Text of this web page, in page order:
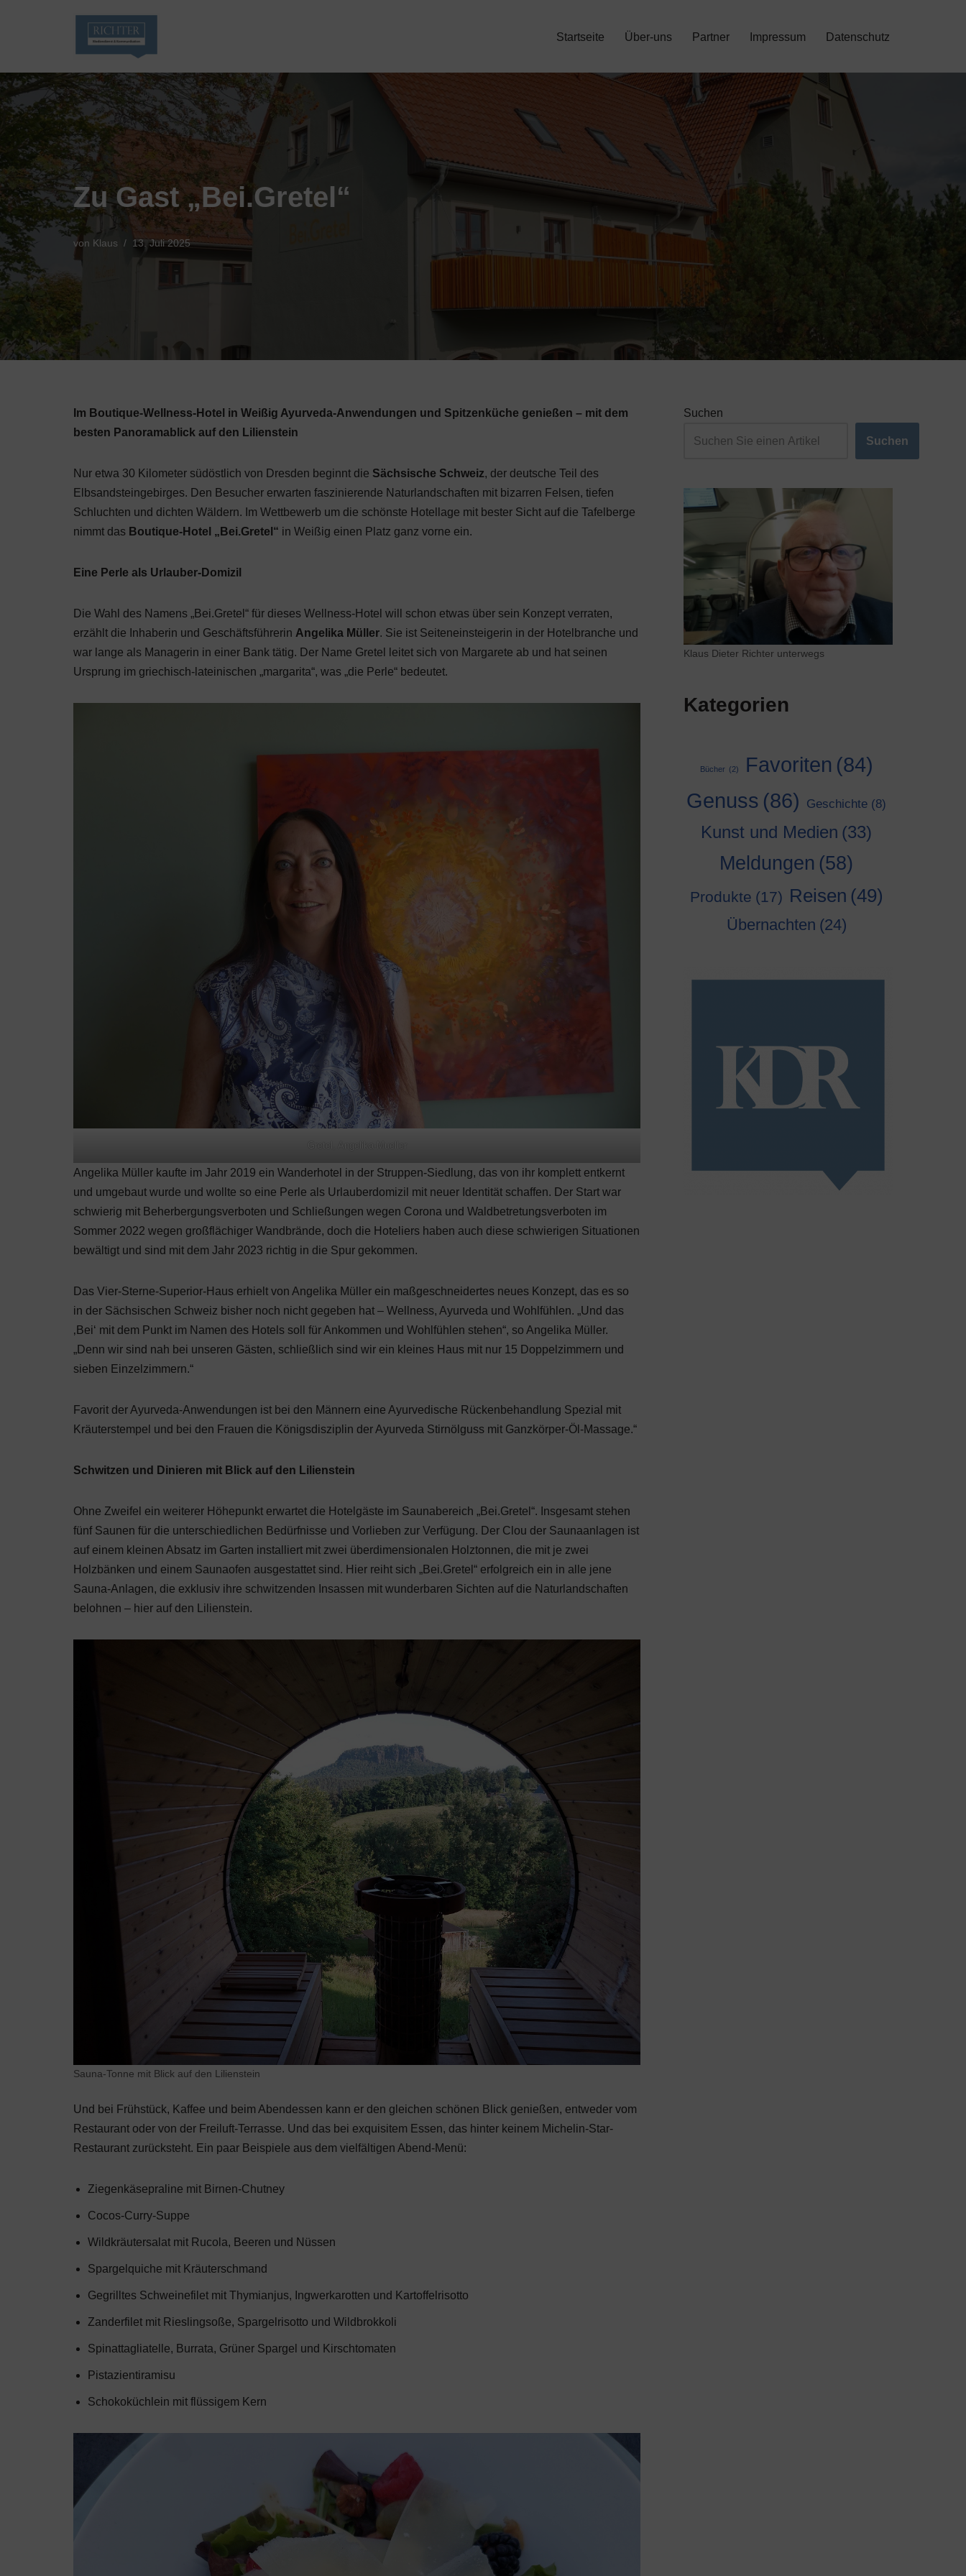
springen
Startseite Über-uns Partner Impressum Datenschutz
Zu Gast „Bei.Gretel“
von Klaus 13. Juli 2025
Im Boutique-Wellness-Hotel in Weißig Ayurveda-Anwendungen und Spitzenküche genießen – mit dem
besten Panoramablick auf den Lilienstein
Nur etwa 30 Kilometer südöstlich von Dresden beginnt die Sächsische Schweiz, der deutsche Teil des
Elbsandsteingebirges. Den Besucher erwarten faszinierende Naturlandschaften mit bizarren Felsen, tiefen
Schluchten und dichten Wäldern. Im Wettbewerb um die schönste Hotellage mit bester Sicht auf die Tafelberge
nimmt das Boutique-Hotel „Bei.Gretel“ in Weißig einen Platz ganz vorne ein.
Eine Perle als Urlauber-Domizil
Die Wahl des Namens „Bei.Gretel“ für dieses Wellness-Hotel will schon etwas über sein Konzept verraten,
erzählt die Inhaberin und Geschäftsführerin Angelika Müller. Sie ist Seiteneinsteigerin in der Hotelbranche und
war lange als Managerin in einer Bank tätig. Der Name Gretel leitet sich von Margarete ab und hat seinen
Ursprung im griechisch-lateinischen „margarita“, was „die Perle“ bedeutet.
Gretel, Angelika-Mueller
Angelika Müller kaufte im Jahr 2019 ein Wanderhotel in der Struppen-Siedlung, das von ihr komplett entkernt
und umgebaut wurde und wollte so eine Perle als Urlauberdomizil mit neuer Identität schaffen. Der Start war
schwierig mit Beherbergungsverboten und Schließungen wegen Corona und Waldbetretungsverboten im
Sommer 2022 wegen großflächiger Wandbrände, doch die Hoteliers haben auch diese schwierigen Situationen
bewältigt und sind mit dem Jahr 2023 richtig in die Spur gekommen.
Das Vier-Sterne-Superior-Haus erhielt von Angelika Müller ein maßgeschneidertes neues Konzept, das es so
in der Sächsischen Schweiz bisher noch nicht gegeben hat – Wellness, Ayurveda und Wohlfühlen. „Und das
‚Bei‘ mit dem Punkt im Namen des Hotels soll für Ankommen und Wohlfühlen stehen“, so Angelika Müller.
„Denn wir sind nah bei unseren Gästen, schließlich sind wir ein kleines Haus mit nur 15 Doppelzimmern und
sieben Einzelzimmern.“
Favorit der Ayurveda-Anwendungen ist bei den Männern eine Ayurvedische Rückenbehandlung Spezial mit
Kräuterstempel und bei den Frauen die Königsdisziplin der Ayurveda Stirnölguss mit Ganzkörper-Öl-Massage.“
Schwitzen und Dinieren mit Blick auf den Lilienstein
Ohne Zweifel ein weiterer Höhepunkt erwartet die Hotelgäste im Saunabereich „Bei.Gretel“. Insgesamt stehen
fünf Saunen für die unterschiedlichen Bedürfnisse und Vorlieben zur Verfügung. Der Clou der Saunaanlagen ist
auf einem kleinen Absatz im Garten installiert mit zwei überdimensionalen Holztonnen, die mit je zwei
Holzbänken und einem Saunaofen ausgestattet sind. Hier reiht sich „Bei.Gretel“ erfolgreich ein in alle jene
Sauna-Anlagen, die exklusiv ihre schwitzenden Insassen mit wunderbaren Sichten auf die Naturlandschaften
belohnen – hier auf den Lilienstein.
Sauna-Tonne mit Blick auf den Lilienstein
Und bei Frühstück, Kaffee und beim Abendessen kann er den gleichen schönen Blick genießen, entweder vom
Restaurant oder von der Freiluft-Terrasse. Und das bei exquisitem Essen, das hinter keinem Michelin-Star-
Restaurant zurücksteht. Ein paar Beispiele aus dem vielfältigen Abend-Menü:
Ziegenkäsepraline mit Birnen-Chutney
Cocos-Curry-Suppe
Wildkräutersalat mit Rucola, Beeren und Nüssen
Spargelquiche mit Kräuterschmand
Gegrilltes Schweinefilet mit Thymianjus, Ingwerkarotten und Kartoffelrisotto
Zanderfilet mit Rieslingsoße, Spargelrisotto und Wildbrokkoli
Spinattagliatelle, Burrata, Grüner Spargel und Kirschtomaten
Pistazientiramisu
Schokoküchlein mit flüssigem Kern
Suchen
Suchen
Klaus Dieter Richter unterwegs
Kategorien
Bücher (2) Favoriten (84)
Genuss (86) Geschichte (8)
Kunst und Medien (33)
Meldungen (58)
Produkte (17) Reisen (49)
Übernachten (24)